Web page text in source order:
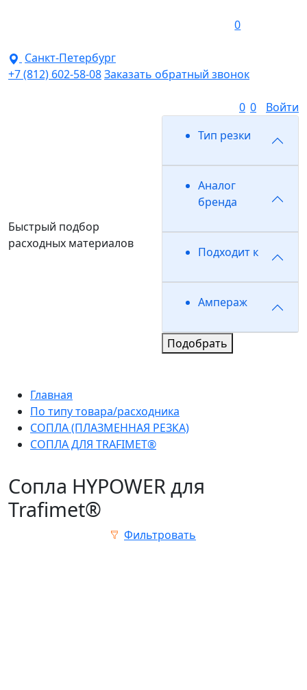
0
Санкт-Петербург
+7 (812) 602-58-08Заказать обратный звонок
0 0 Войти
Быстрый подбор
расходных материалов
Тип резки
Аналог
бренда
Подходит к
Ампераж
Подобрать
Главная
По типу товара/расходника
СОПЛА (ПЛАЗМЕННАЯ РЕЗКА)
СОПЛА ДЛЯ TRAFIMET®
Сопла HYPOWER для
Trafimet®
Фильтровать